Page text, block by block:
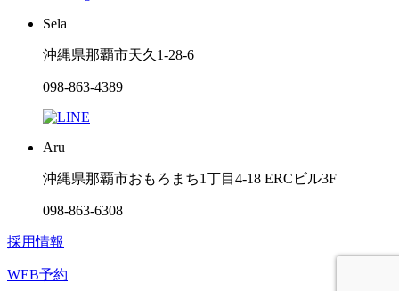
Sela
沖縄県那覇市天久1-28-6
098-863-4389
Aru
沖縄県那覇市おもろまち1丁目4-18 ERCビル3F
098-863-6308
採用情報
WEB予約